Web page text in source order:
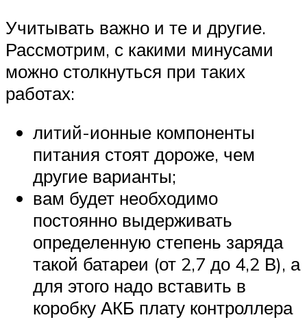
Учитывать важно и те и другие.
Рассмотрим, с какими минусами
можно столкнуться при таких
работах:
литий-ионные компоненты
питания стоят дороже, чем
другие варианты;
вам будет необходимо
постоянно выдерживать
определенную степень заряда
такой батареи (от 2,7 до 4,2 В), а
для этого надо вставить в
коробку АКБ плату контроллера